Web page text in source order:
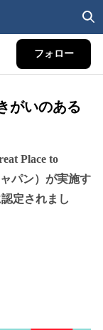
フォロー
がいのある
Place to
パン）が実施す
定されまし